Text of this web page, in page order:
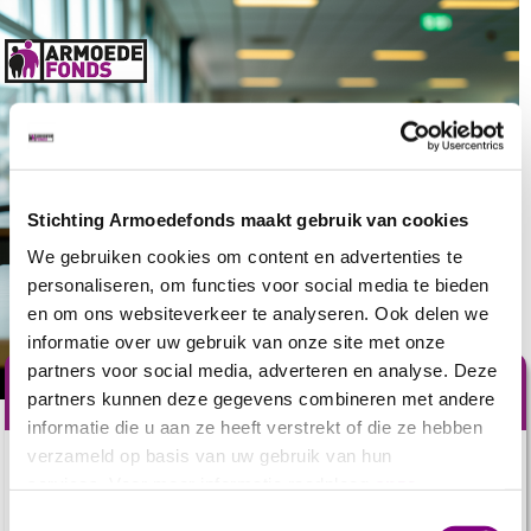
Stichting Armoedefonds maakt gebruik van cookies
We gebruiken cookies om content en advertenties te
personaliseren, om functies voor social media te bieden
en om ons websiteverkeer te analyseren. Ook delen we
informatie over uw gebruik van onze site met onze
partners voor social media, adverteren en analyse. Deze
partners kunnen deze gegevens combineren met andere
informatie die u aan ze heeft verstrekt of die ze hebben
verzameld op basis van uw gebruik van hun
Steun mensen in armoede
1,7 miljoen Nederlanders hebben het financieel zwaar.
Voor hen is elke dag een gevecht. Ze hebben moeite met
basisproducten, zoals eten, tandpasta,